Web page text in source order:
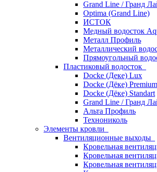
Grand Line / Гранд
Optima (Grand Line)
ИСТОК
Медный водосток
Металл Профиль
Металлический
Прямоугольный
Пластиковый водосток
Docke (Деке) Lux
Docke (Дёке) Premium
Docke (Дёке) Standart
Grand Line / Гранд
Альта Профиль
Технониколь
Элементы кровли
Вентиляционные выходы
Кровельная
Кровельная
Кровельная